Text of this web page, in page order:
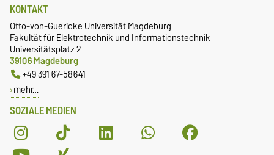
SOZIALE MEDIEN
KONTAKT
Otto-von-Guericke Universität Magdeburg
Fakultät für Elektrotechnik und Informationstechnik
Universitätsplatz 2
39106 Magdeburg
+49 391 67-58641
mehr…